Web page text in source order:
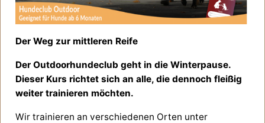
Der Weg zur mittleren Reife
Der Outdoorhundeclub geht in die Winterpause.
Dieser Kurs richtet sich an alle, die dennoch fleißig
weiter trainieren möchten.
Wir trainieren an verschiedenen Orten unter